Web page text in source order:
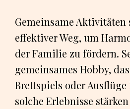
Gemeinsame
effektiver Weg, um
der Familie zu fördern.
gemeinsames Hobby,
Brettspiels oder
solche Erlebnisse